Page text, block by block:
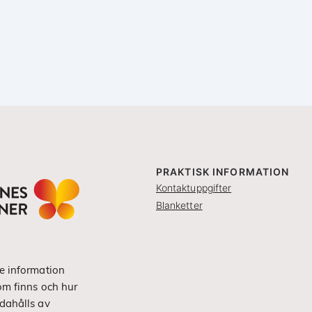
information
finns och hur
av
PRAKTISK INFORMATION
Kontaktuppgifter
Blanketter